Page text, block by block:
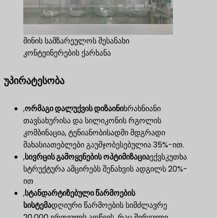
მინის სამზარეულოს შესანახი
კონტეინერების ქარხანა
უპირატესობა
,ორმაგი დალუქვის დიზაინიხრახნიანი
თავსახურისა და სილიკონის რგოლის
კომბინაცია, ტენიანობისადმი მდგრადი
მახასიათებლები გაუმჯობესებულია 35%-ით.
,სივრცის გამოყენების ოპტიმიზაციაექვსკუთხა
სტრუქტურა ამცირებს შენახვის ადგილს 20%-
ით
,სტანდარტიზებული წარმოების
სისტემადღიური წარმოების სიმძლავრე